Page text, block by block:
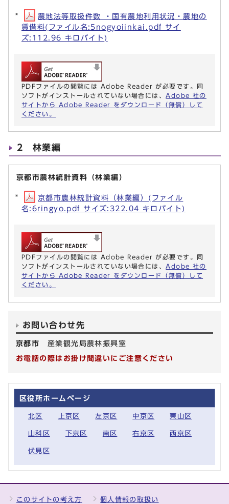
農地法等取扱件数 ・国有農地利用状況・農地の
賃借料(ファイル名:5nogyoiinkai.pdf サイ
ズ:112.96 キロバイト)
PDFファイルの閲覧には Adobe Reader が必要です。同
ソフトがインストールされていない場合には、 Adobe 社の
サイトから Adobe Reader をダウンロード（無償）して
ください。
2 林業編
京都市農林統計資料（林業編）
京都市農林統計資料（林業編）(ファイル
名:6ringyo.pdf サイズ:322.04 キロバイト)
PDFファイルの閲覧には Adobe Reader が必要です。同
ソフトがインストールされていない場合には、 Adobe 社の
サイトから Adobe Reader をダウンロード（無償）して
ください。
お問い合わせ先
京都市 産業観光局農林振興室
お電話の際はお掛け間違いにご注意ください
区役所ホームページ
北区 上京区 左京区 中京区 東山区
山科区 下京区 南区 右京区 西京区
伏見区
このサイトの考え方 個人情報の取扱い